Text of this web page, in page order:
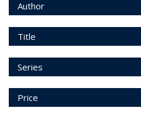
Author
Title
Series
Price